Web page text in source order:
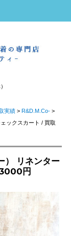
実績 > R&D.M.Co- >
ックスカート / 買取
） リネンター
円